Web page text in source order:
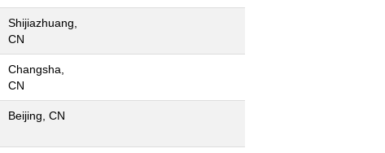
Shijiazhuang,
CN
Changsha,
CN
Beijing, CN